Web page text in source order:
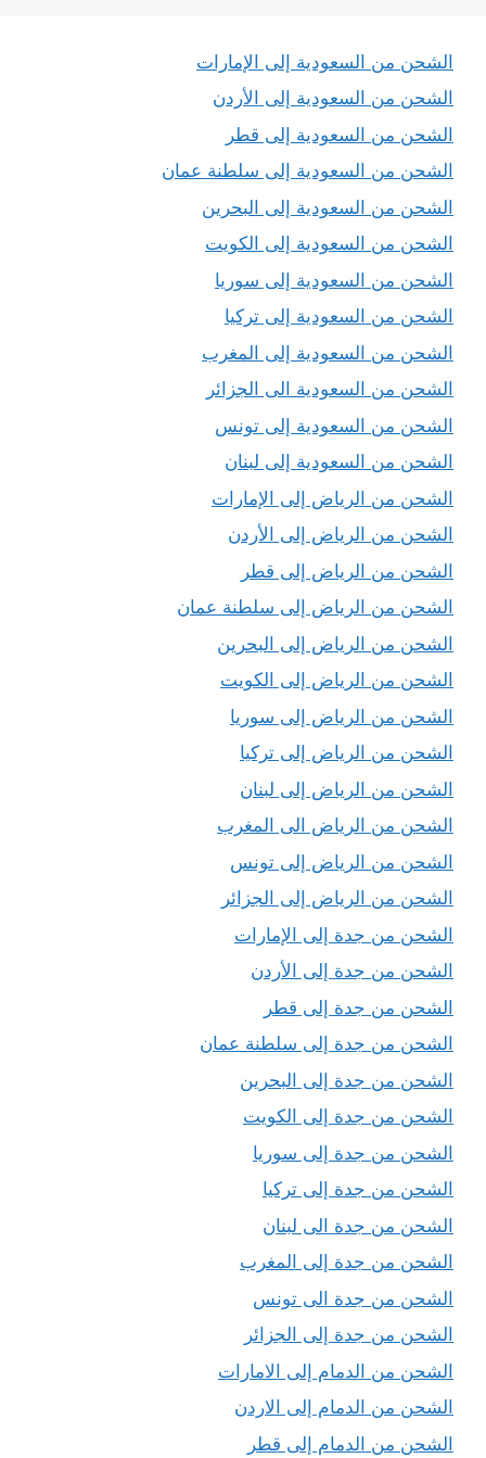
الشحن من السعودية إلى الإمارات
الشحن من السعودية إلى الأردن
الشحن من السعودية إلى قطر
الشحن من السعودية إلى سلطنة عمان
الشحن من السعودية إلى البحرين
الشحن من السعودية إلى الكويت
الشحن من السعودية إلى سوريا
الشحن من السعودية إلى تركيا
الشحن من السعودية إلى المغرب
الشحن من السعودية الى الجزائر
الشحن من السعودية إلى تونس
الشحن من السعودية إلى لبنان
الشحن من الرياض إلى الإمارات
الشحن من الرياض إلى الأردن
الشحن من الرياض إلى قطر
الشحن من الرياض إلى سلطنة عمان
الشحن من الرياض إلى البحرين
الشحن من الرياض إلى الكويت
الشحن من الرياض إلى سوريا
الشحن من الرياض إلى تركيا
الشحن من الرياض إلى لبنان
الشحن من الرياض الى المغرب
الشحن من الرياض إلى تونس
الشحن من الرياض إلى الجزائر
الشحن من جدة إلى الإمارات
الشحن من جدة إلى الأردن
الشحن من جدة إلى قطر
الشحن من جدة إلى سلطنة عمان
الشحن من جدة إلى البحرين
الشحن من جدة إلى الكويت
الشحن من جدة إلى سوريا
الشحن من جدة إلى تركيا
الشحن من جدة الى لبنان
الشحن من جدة إلى المغرب
الشحن من جدة الى تونس
الشحن من جدة إلى الجزائر
الشحن من الدمام إلى الامارات
الشحن من الدمام إلى الاردن
الشحن من الدمام إلى قطر